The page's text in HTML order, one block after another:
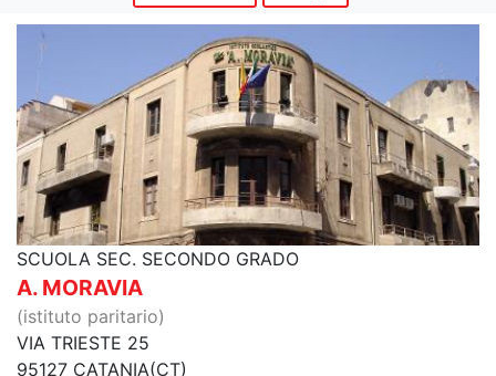
SCUOLA SEC. SECONDO GRADO
A. MORAVIA
(istituto paritario)
VIA TRIESTE 25
95127 CATANIA(CT)